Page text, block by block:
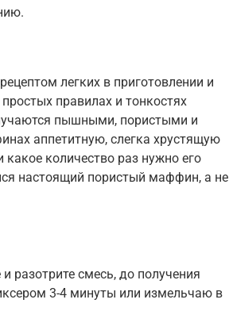
легких в приготовлении и
правилах и тонкостях
пышными, пористыми и
аппетитную, слегка хрустящую
количество раз нужно его
настоящий пористый маффин, а не
разотрите смесь, до получения
3-4 минуты или измельчаю в